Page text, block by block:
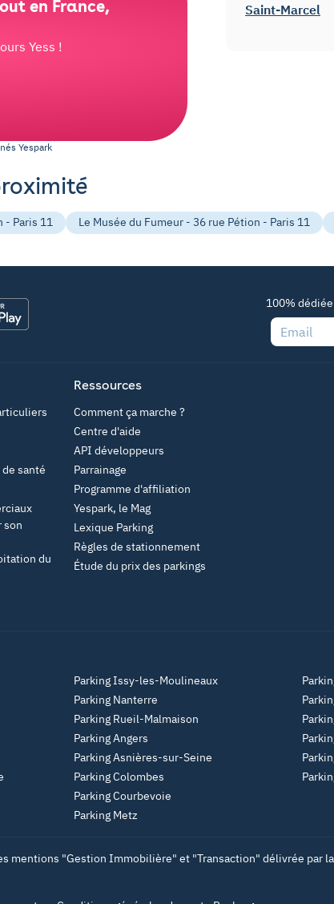
en France,
Yess !
Yespark
Saint-Marcel
- Paris 11 Le Musée du Fumeur - 36 rue Pétion - Paris 11
100%
santé
son
du
Ressources
Comment ça marche ?
Centre d'aide
API développeurs
Parrainage
Programme d'affiliation
Yespark, le Mag
Lexique Parking
Règles de stationnement
Étude du prix des parkings
Parking Issy-les-Moulineaux
Parking Nanterre
Parking Rueil-Malmaison
Parking Angers
Parking Asnières-sur-Seine
Parking Colombes
Parking Courbevoie
Parking Metz
mentions "Gestion Immobilière" et "Transaction" délivrée par